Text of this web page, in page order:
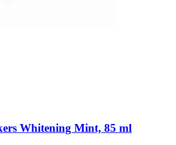
Whitening Mint, 85 ml